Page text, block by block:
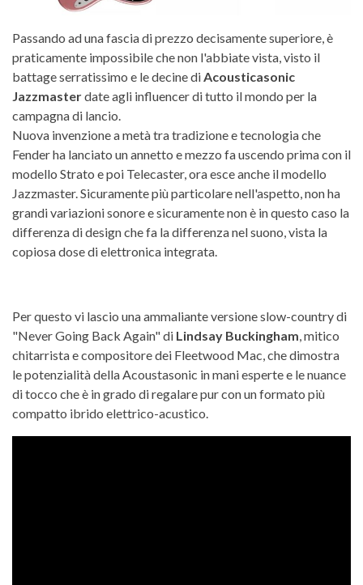
Passando ad una fascia di prezzo decisamente superiore, è
praticamente impossibile che non l'abbiate vista, visto il
battage serratissimo e le decine di Acousticasonic
Jazzmasterdate agli influencer di tutto il mondo per la
campagna di lancio.
Nuova invenzione a metà tra tradizione e tecnologia che
Fender ha lanciato un annetto e mezzo fa uscendo prima con il
modello Strato e poi Telecaster, ora esce anche il modello
Jazzmaster. Sicuramente più particolare nell'aspetto, non ha
grandi variazioni sonore e sicuramente non è in questo caso la
differenza di design che fa la differenza nel suono, vista la
copiosa dose di elettronica integrata.
Per questo vi lascio una ammaliante versione slow-country di
"Never Going Back Again" di Lindsay Buckingham , mitico
chitarrista e compositore dei Fleetwood Mac, che dimostra
le potenzialità della Acoustasonic in mani esperte e le nuance
di tocco che è in grado di regalare pur con un formato più
compatto ibrido elettrico-acustico.